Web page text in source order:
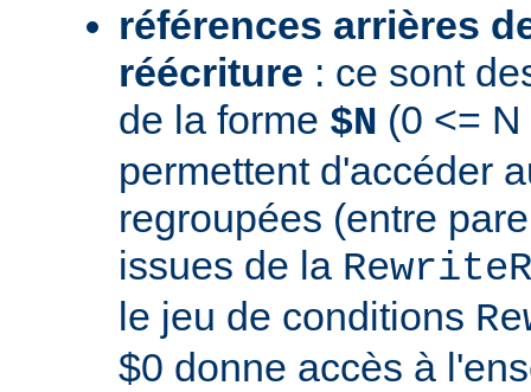
références arrières
réécriture : ce sont
de la forme $N (0 <=
permettent d'accéder
regroupées (entre
issues de la
le jeu de conditions
$0 donne accès à